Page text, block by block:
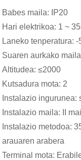
Babes maila: IP20
Hari elektrikoa: 1 ~
Laneko tenperatura:
Suaren aurkako
Altitudea: ≤2000
Kutsadura mota: 2
Instalazio
Instalazio maila: II
Instalazio metodoa:
arauaren arabera
Terminal mota: